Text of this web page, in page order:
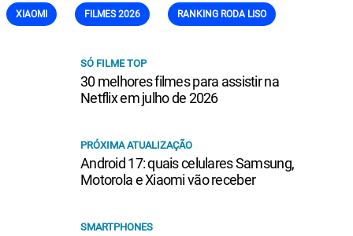
XIAOMI FILMES 2026 RANKING RODA LISO
SÓ FILME TOP
30 melhores filmes para assistir na
Netflix em julho de 2026
PRÓXIMA ATUALIZAÇÃO
Android 17: quais celulares Samsung,
Motorola e Xiaomi vão receber
SMARTPHONES